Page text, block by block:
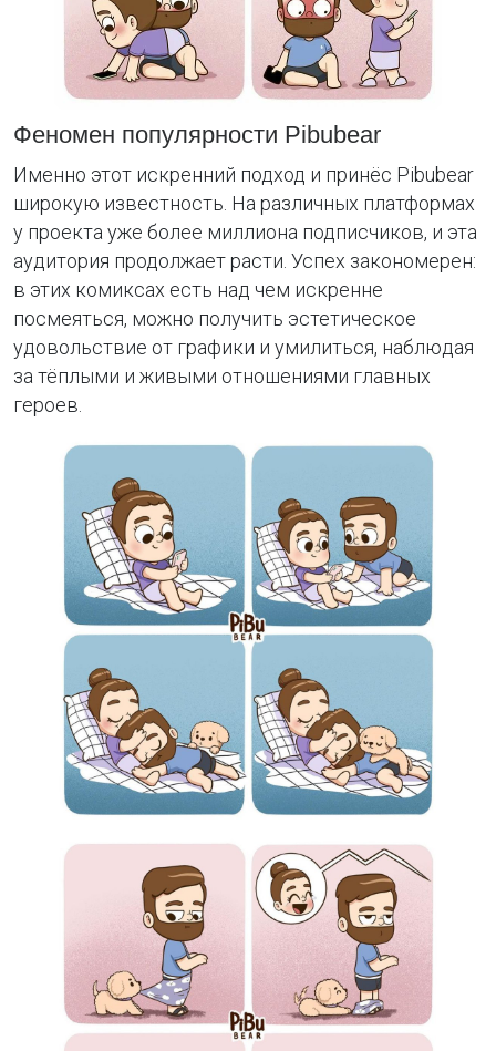
Феномен популярности Pibubear
Именно этот искренний подход и принёс Pibubear
широкую известность. На различных платформах
у проекта уже более миллиона подписчиков, и эта
аудитория продолжает расти. Успех закономерен:
в этих комиксах есть над чем искренне
посмеяться, можно получить эстетическое
удовольствие от графики и умилиться, наблюдая
за тёплыми и живыми отношениями главных
героев.